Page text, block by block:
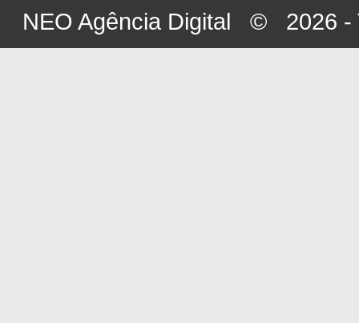
NEO Agência Digital © 2026 -